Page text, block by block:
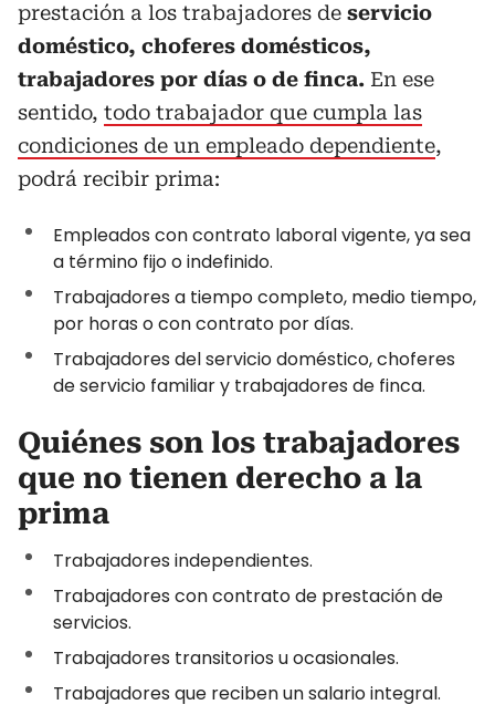
prestación a los trabajadores de servicio
doméstico, choferes domésticos,
trabajadores por días o de finca. En ese
sentido, todo trabajador que cumpla las
condiciones de un empleado dependiente,
podrá recibir prima:
Empleados con contrato laboral vigente, ya sea
a término fijo o indefinido.
Trabajadores a tiempo completo, medio tiempo,
por horas o con contrato por días.
Trabajadores del servicio doméstico, choferes
de servicio familiar y trabajadores de finca.
Quiénes son los trabajadores
que no tienen derecho a la
prima
Trabajadores independientes.
Trabajadores con contrato de prestación de
servicios.
Trabajadores transitorios u ocasionales.
Trabajadores que reciben un salario integral.